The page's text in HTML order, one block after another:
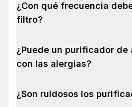
¿Con qué frecuencia
filtro?
¿Puede un purificador de
con las alergias?
¿Son ruidosos los